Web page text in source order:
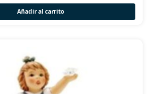
Añadir al carrito